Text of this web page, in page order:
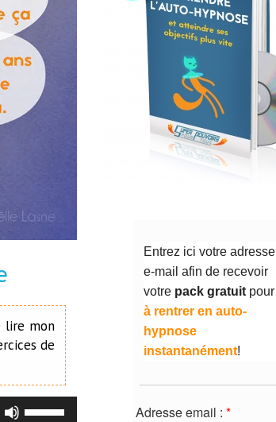
lire mon
de
Entrez ici votre adresse
e-mail afin de recevoir
votre packgratuit pour
à rentrer en auto-
hypnose
instantanément!
Adresse email : *